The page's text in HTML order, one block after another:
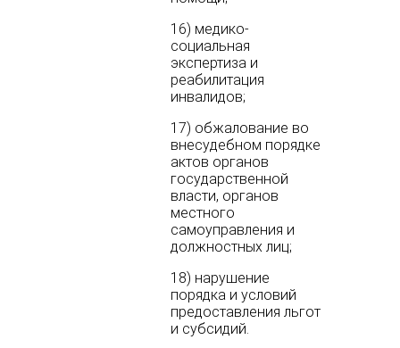
16) медико-
социальная
экспертиза и
реабилитация
инвалидов;
17) обжалование во
внесудебном порядке
актов органов
государственной
власти, органов
местного
самоуправления и
должностных лиц;
18) нарушение
порядка и условий
предоставления льгот
и субсидий.